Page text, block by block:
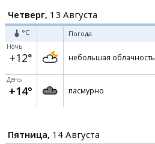
Четверг, 13 Августа
°C Погода
Ночь
+12° небольшая облачность
День
+14° пасмурно
Пятница, 14 Августа